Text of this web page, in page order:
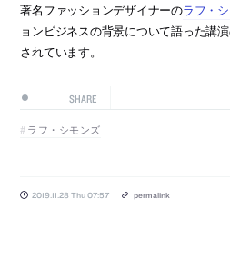
著名ファッションデザイナーのラフ・
ョンビジネスの背景について語った講
されています。
SHARE
ラフ・シモンズ
2019.11.28 Thu 07:57 permalink